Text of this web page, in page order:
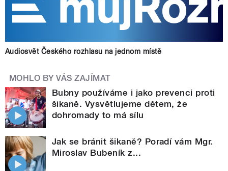
Audiosvět Českého rozhlasu na jednom místě
MOHLO BY VÁS ZAJÍMAT
Bubny používáme i jako prevenci proti
šikaně. Vysvětlujeme dětem, že
dohromady to má sílu
Jak se bránit šikaně? Poradí vám Mgr.
Miroslav Bubeník z...